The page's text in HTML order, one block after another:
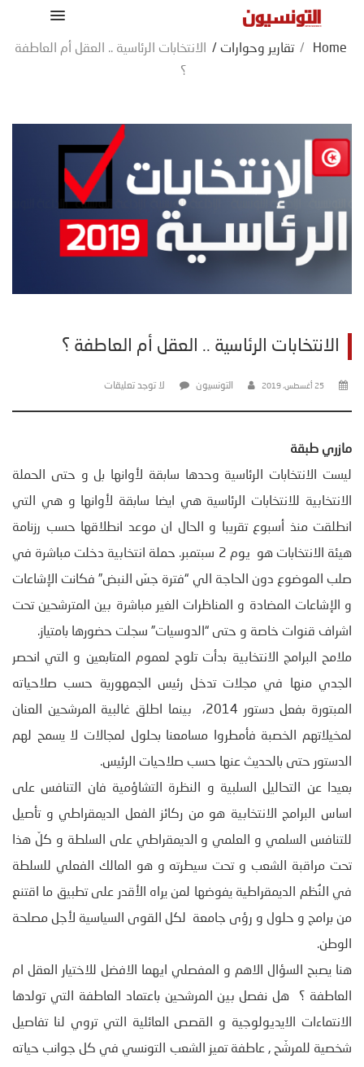
Home
/ تقارير وحوارات /
الانتخابات الرئاسية .. العقل أم العاطفة
؟
الانتخابات الرئاسية .. العقل أم العاطفة ؟
25 أغسطس، 2019 التونسيون لا توجد تعليقات
مازري طبقة
ليست الانتخابات الرئاسية وحدها سابقة لأوانها بل و حتى الحملة
الانتخابية للانتخابات الرئاسية هي ايضا سابقة لأوانها و هي التي
انطلقت منذ أسبوع تقريبا و الحال ان موعد انطلاقها حسب رزنامة
هيئة الانتخابات هو يوم 2 سبتمبر. حملة انتخابية دخلت مباشرة في
صلب الموضوع دون الحاجة الي “فترة جسّ النبض” فكانت الإشاعات
و الإشاعات المضادة و المناظرات الغير مباشرة بين المترشحين تحت
اشراف قنوات خاصة و حتى “الدوسيات” سجلت حضورها بامتياز.
ملامح البرامج الانتخابية بدأت تلوح لعموم المتابعين و التي انحصر
الجدي منها في مجلات تدخل رئيس الجمهورية حسب صلاحياته
المبتورة بفعل دستور 2014، بينما اطلق غالبية المرشحين العنان
لمخيلاتهم الخصبة فأمطروا مسامعنا بحلول لمجالات لا يسمح لهم
الدستور حتى بالحديث عنها حسب صلاحيات الرئيس.
بعيدا عن التحاليل السلبية و النظرة التشاؤمية فان التنافس على
اساس البرامج الانتخابية هو من ركائز الفعل الديمقراطي و تأصيل
للتنافس السلمي و العلمي و الديمقراطي على السلطة و كلّ هذا
تحت مراقبة الشعب و تحت سيطرته و هو المالك الفعلي للسلطة
في النُظم الديمقراطية يفوضها لمن يراه الأقدر على تطبيق ما اقتنع
من برامج و حلول و رؤى جامعة لكل القوى السياسية لأجل مصلحة
الوطن.
هنا يصبح السؤال الاهم و المفصلي ايهما الافضل للاختيار العقل ام
العاطفة ؟ هل نفصل بين المرشحين باعتماد العاطفة التي تولدها
الانتماءات الايديولوجية و القصص العائلية التي تروي لنا تفاصيل
شخصية للمرشّح , عاطفة تميز الشعب التونسي في كل جوانب حياته